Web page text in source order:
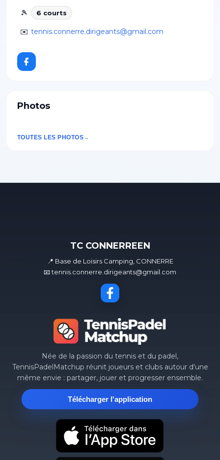
🎾 6 courts
✉️ tennis.connerre.dirigeants@gmail.com
Photos
TOUTES LES PHOTOS
TC CONNERREEN
📍 Base de Loisirs Camping, CONNERRE
📧 tennis.connerre.dirigeants@gmail.com
Née de la passion du tennis et du padel,
TennisPadelMatchup réunit joueurs et clubs autour d'une
même envie : partager, jouer et progresser ensemble.
Télécharger l'application